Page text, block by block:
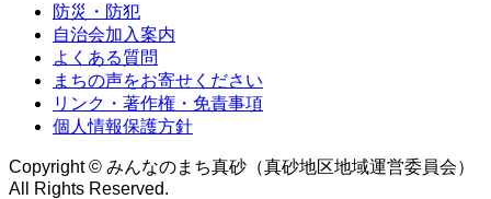
防災・防犯
自治会加入案内
よくある質問
まちの声をお寄せください
リンク・著作権・免責事項
個人情報保護方針
Copyright © みんなのまち真砂（真砂地区地域運営委員会）
All Rights Reserved.